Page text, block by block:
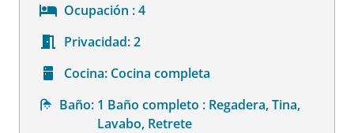
Ocupación :4
Privacidad:2
Cocina: Cocina completa
Baño: 1 Baño completo : Regadera, Tina,
Lavabo, Retrete